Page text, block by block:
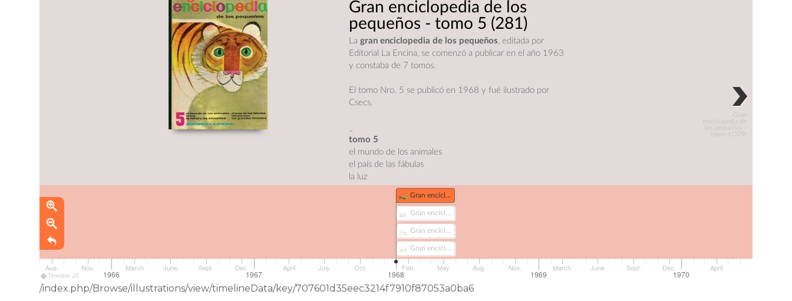
Gran enciclopedia de los
pequeños - tomo 5 (281)
La gran enciclopedia de los pequeños, editada por
Editorial La Encina, se comenzó a publicar en el año 1963
y constaba de 7 tomos.
El tomo Nro. 5 se publicó en 1968 y fué ilustrado por
Csecs.
tomo 5
el mundo de los animales
el país de las fábulas
la luz
la salud y los alimentos
el país de las fábulas
los grandes inventos
Gran
enciclopedia de
los pequeños -
tomo 4 (379)
Timeline JS
Gran enciclopedia de los pequeños - tomo 5 (281)
Gran enciclopedia de los pequeños - tomo 4 (379-3)
1966 1967 1968 1969 1970
Aug. Nov. March June Sept. Dec. April July Oct. Feb. May Aug. Nov. March June Sept. Dec. April
/index.php/Browse/illustrations/view/timelineData/key/707601d35eec3214f7910f87053a0ba6